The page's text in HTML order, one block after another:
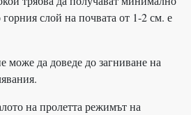
горния слой на почвата от 1-2 см. е
може да доведе до загниване на
на пролетта режимът на